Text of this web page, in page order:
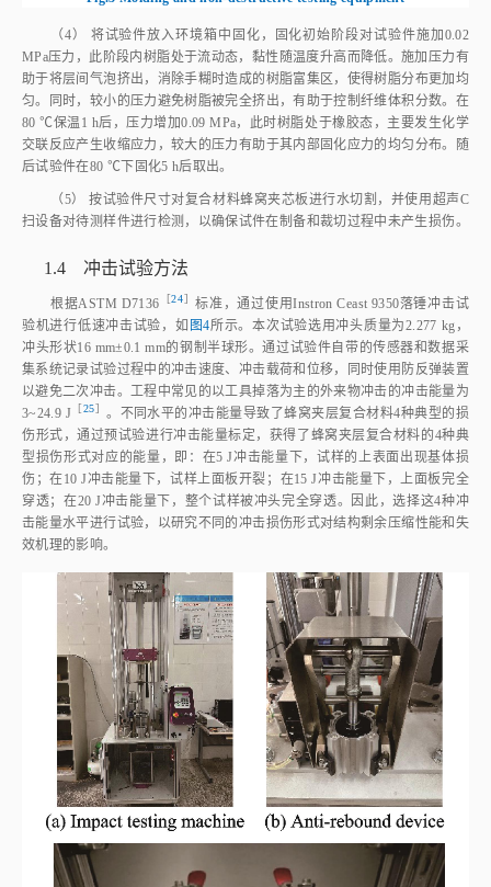
（4） 将试验件放入环境箱中固化，固化初始阶段对试验件施加0.02
MPa压力，此阶段内树脂处于流动态，黏性随温度升高而降低。施加压力有
助于将层间气泡挤出，消除手糊时造成的树脂富集区，使得树脂分布更加均
匀。同时，较小的压力避免树脂被完全挤出，有助于控制纤维体积分数。在
80 ℃保温1 h后，压力增加0.09 MPa，此时树脂处于橡胶态，主要发生化学
交联反应产生收缩应力，较大的压力有助于其内部固化应力的均匀分布。随
后试验件在80 ℃下固化5 h后取出。
（5） 按试验件尺寸对复合材料蜂窝夹芯板进行水切割，并使用超声C
扫设备对待测样件进行检测，以确保试件在制备和裁切过程中未产生损伤。
1.4 冲击试验方法
根据ASTM D7136 ［24］标准，通过使用Instron Ceast 9350落锤冲击试
验机进行低速冲击试验，如 图4所示。本次试验选用冲头质量为2.277 kg，
冲头形状16 mm±0.1 mm的钢制半球形。通过试验件自带的传感器和数据采
集系统记录试验过程中的冲击速度、冲击载荷和位移，同时使用防反弹装置
以避免二次冲击。工程中常见的以工具掉落为主的外来物冲击的冲击能量为
3~24.9 J ［25］ 。不同水平的冲击能量导致了蜂窝夹层复合材料4种典型的损
伤形式，通过预试验进行冲击能量标定，获得了蜂窝夹层复合材料的4种典
型损伤形式对应的能量，即：在5 J冲击能量下，试样的上表面出现基体损
伤；在10 J冲击能量下，试样上面板开裂；在15 J冲击能量下，上面板完全
穿透；在20 J冲击能量下，整个试样被冲头完全穿透。因此，选择这4种冲
击能量水平进行试验，以研究不同的冲击损伤形式对结构剩余压缩性能和失
效机理的影响。